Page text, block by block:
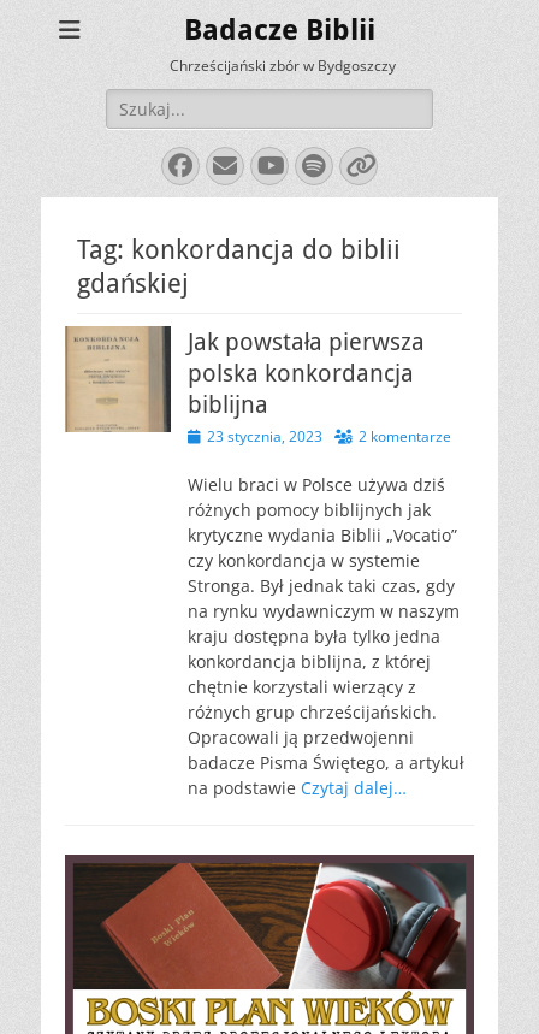
Badacze Biblii
Chrześcijański zbór w Bydgoszczy
Szukaj:
Facebook
E-
mail
YouTube
Spotify
Link
Tag: konkordancja do biblii
gdańskiej
Jak powstała pierwsza
polska konkordancja
biblijna
Opublikowano
23 stycznia, 2023 2 komentarze
Wielu braci w Polsce używa dziś
różnych pomocy biblijnych jak
krytyczne wydania Biblii „Vocatio”
czy konkordancja w systemie
Stronga. Był jednak taki czas, gdy
na rynku wydawniczym w naszym
kraju dostępna była tylko jedna
konkordancja biblijna, z której
chętnie korzystali wierzący z
różnych grup chrześcijańskich.
Opracowali ją przedwojenni
badacze Pisma Świętego, a artykuł
na podstawie Czytaj dalej…